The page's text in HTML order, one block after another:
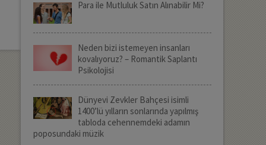
Para ile Mutluluk Satın Alınabilir Mi?
Neden bizi istemeyen insanları
kovalıyoruz? – Romantik Saplantı
Psikolojisi
Dünyevi Zevkler Bahçesi isimli
1400’lü yılların sonlarında yapılmış
tabloda cehennemdeki adamın
poposundaki müzik